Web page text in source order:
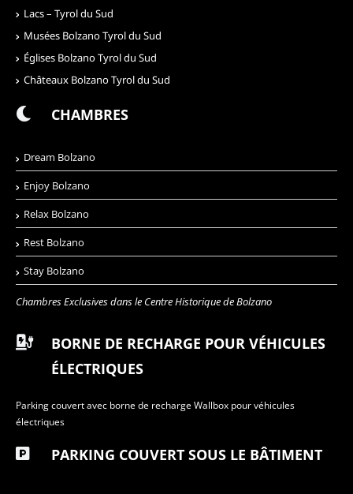
Lacs – Tyrol du Sud
Musées Bolzano Tyrol du Sud
Églises Bolzano Tyrol du Sud
Châteaux Bolzano Tyrol du Sud
CHAMBRES
Dream Bolzano
Enjoy Bolzano
Relax Bolzano
Rest Bolzano
Stay Bolzano
Chambres Exclusives dans le Centre Historique de Bolzano
BORNE DE RECHARGE POUR VÉHICULES
ÉLECTRIQUES
Parking couvert avec borne de recharge Wallbox pour véhicules
électriques
PARKING COUVERT SOUS LE BÂTIMENT